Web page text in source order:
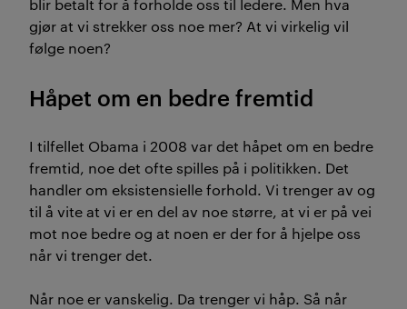
blir betalt for å forholde oss til ledere. Men hva
gjør at vi strekker oss noe mer? At vi virkelig vil
følge noen?
Håpet om en bedre fremtid
I tilfellet Obama i 2008 var det håpet om en bedre
fremtid, noe det ofte spilles på i politikken. Det
handler om eksistensielle forhold. Vi trenger av og
til å vite at vi er en del av noe større, at vi er på vei
mot noe bedre og at noen er der for å hjelpe oss
når vi trenger det.
Når noe er vanskelig. Da trenger vi håp. Så når